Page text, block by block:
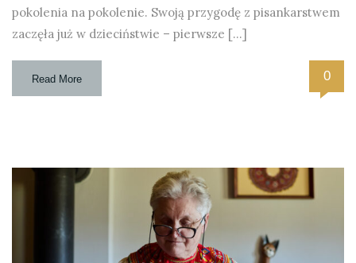
pokolenia na pokolenie. Swoją przygodę z pisankarstwem
zaczęła już w dzieciństwie – pierwsze […]
Read More 0